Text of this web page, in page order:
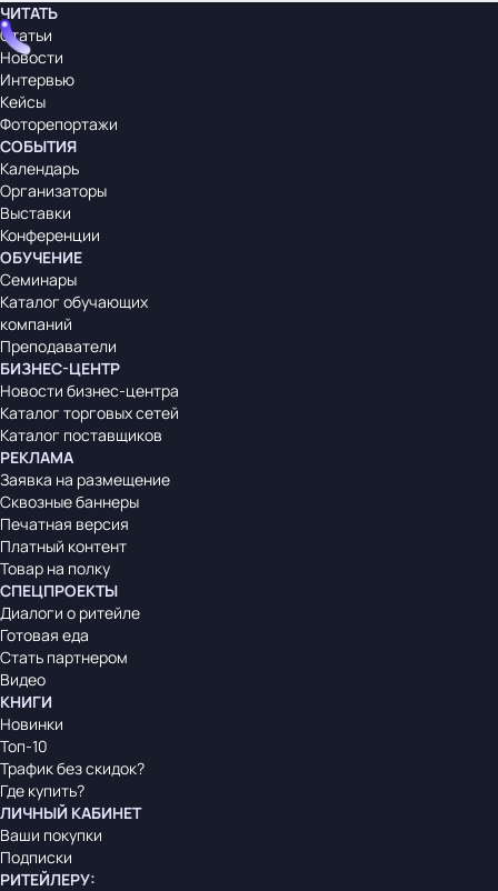
ЧИТАТЬ
Статьи
Новости
Интервью
Кейсы
Фоторепортажи
СОБЫТИЯ
Календарь
Организаторы
Выставки
Конференции
ОБУЧЕНИЕ
Семинары
Каталог обучающих
компаний
Преподаватели
БИЗНЕС-ЦЕНТР
Новости бизнес-центра
Каталог торговых сетей
Каталог поставщиков
РЕКЛАМА
Заявка на размещение
Сквозные баннеры
Печатная версия
Платный контент
Товар на полку
СПЕЦПРОЕКТЫ
Диалоги о ритейле
Готовая еда
Стать партнером
Видео
КНИГИ
Новинки
Топ-10
Трафик без скидок?
Где купить?
ЛИЧНЫЙ КАБИНЕТ
Ваши покупки
Подписки
РИТЕЙЛЕРУ: